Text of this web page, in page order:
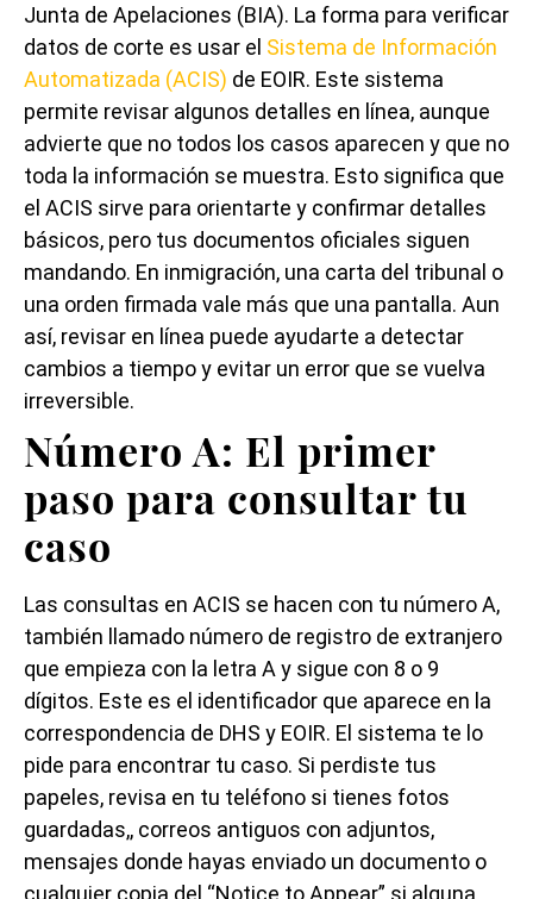
Junta de Apelaciones (BIA). La forma para verificar
datos de corte es usar el Sistema de Información
Automatizada (ACIS) de EOIR. Este sistema
permite revisar algunos detalles en línea, aunque
advierte que no todos los casos aparecen y que no
toda la información se muestra. Esto significa que
el ACIS sirve para orientarte y confirmar detalles
básicos, pero tus documentos oficiales siguen
mandando. En inmigración, una carta del tribunal o
una orden firmada vale más que una pantalla. Aun
así, revisar en línea puede ayudarte a detectar
cambios a tiempo y evitar un error que se vuelva
irreversible.
Número A: El primer
paso para consultar tu
caso
Las consultas en ACIS se hacen con tu número A,
también llamado número de registro de extranjero
que empieza con la letra A y sigue con 8 o 9
dígitos. Este es el identificador que aparece en la
correspondencia de DHS y EOIR. El sistema te lo
pide para encontrar tu caso. Si perdiste tus
papeles, revisa en tu teléfono si tienes fotos
guardadas,, correos antiguos con adjuntos,
mensajes donde hayas enviado un documento o
cualquier copia del “Notice to Appear” si alguna